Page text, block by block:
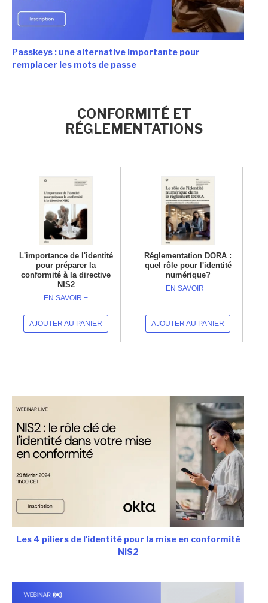
Passkeys : une alternative importante pour
remplacer les mots de passe
CONFORMITÉ ET
RÉGLEMENTATIONS
L'importance de l'identité
pour préparer la
conformité à la directive
NIS2
EN SAVOIR +
AJOUTER AU PANIER
Réglementation DORA :
quel rôle pour l'identité
numérique?
EN SAVOIR +
AJOUTER AU PANIER
Les 4 piliers de l'identité pour la mise en conformité
NIS2